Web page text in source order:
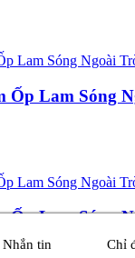
Ốp Lam Sóng
Ốp Lam Sóng
Nhắn tin Chỉ